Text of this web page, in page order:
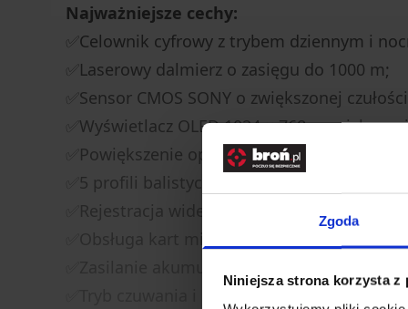
Zgoda
Niniejsza strona korzysta z
Najważniejsze cechy:
✅Celownik cyfrowy z trybem dziennym i
✅Laserowy dalmierz o zasięgu do 1000 m;
✅Sensor CMOS SONY o zwiększonej
✅Wyświetlacz OLED 1024 × 768 –
✅Powiększenie optyczne 6,5×, cyfrowe do
✅5 profili balistycznych, 7 siatek
✅Rejestracja wideo Full HD i zdjęć 5 MPx;
✅Tryb czuwania i szybki start (~1 s);